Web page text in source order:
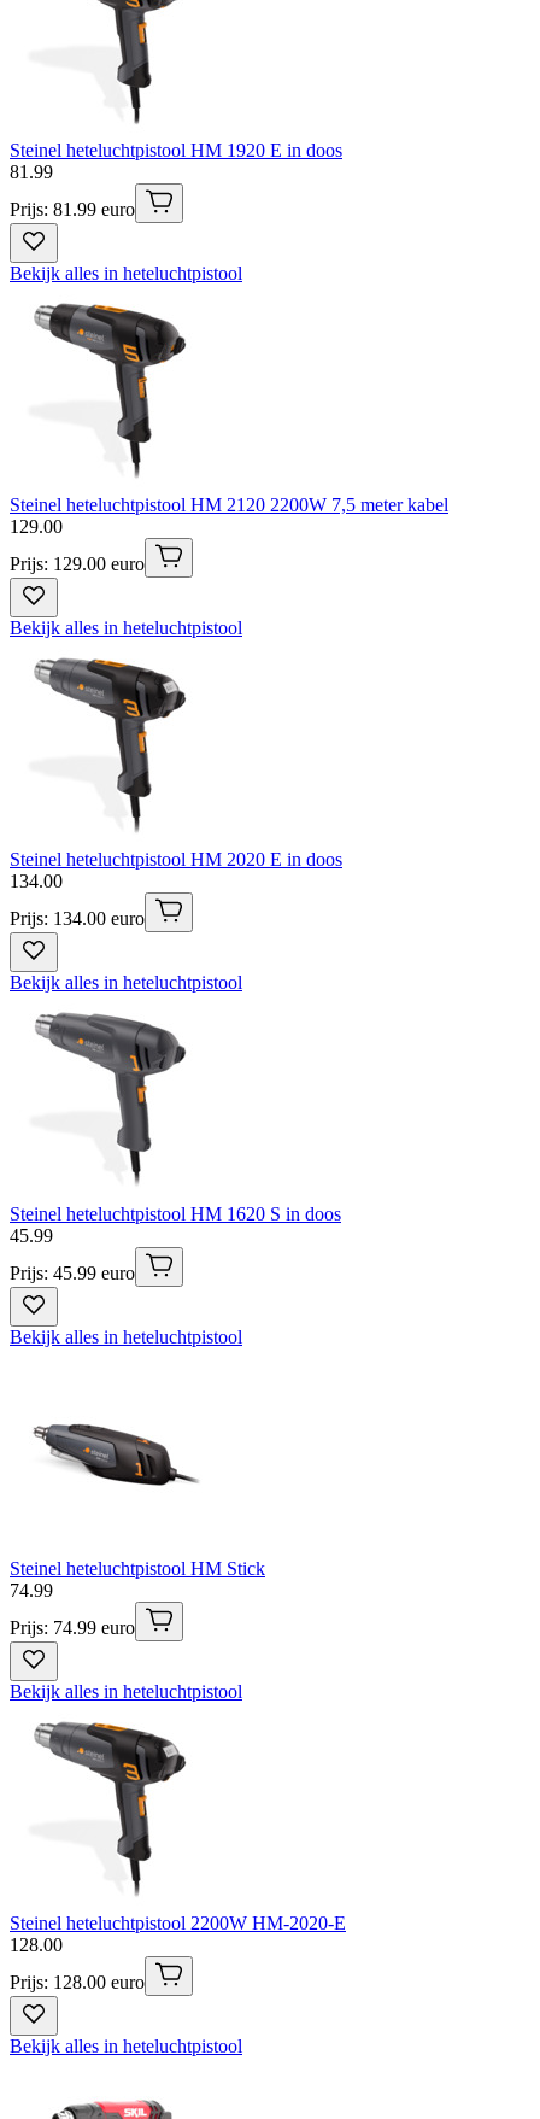
Steinel heteluchtpistool HM 1920 E in doos
81 .99
Prijs: 81.99 euro
Bekijk alles in heteluchtpistool
Steinel heteluchtpistool HM 2120 2200W 7,5 meter kabel
129.00
Prijs: 129.00 euro
Bekijk alles in heteluchtpistool
Steinel heteluchtpistool HM 2020 E in doos
134.00
Prijs: 134.00 euro
Bekijk alles in heteluchtpistool
Steinel heteluchtpistool HM 1620 S in doos
45.99
Prijs: 45.99 euro
Bekijk alles in heteluchtpistool
Steinel heteluchtpistool HM Stick
74.99
Prijs: 74.99 euro
Bekijk alles in heteluchtpistool
Steinel heteluchtpistool 2200W HM-2020-E
128.00
Prijs: 128.00 euro
Bekijk alles in heteluchtpistool